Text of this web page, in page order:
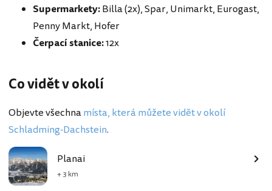
Supermarkety:Billa (2x), Spar, Unimarkt, Eurogast,
Penny Markt, Hofer
Čerpací stanice:12x
Co vidět v okolí
Objevte všechnamísta, která můžete vidět v okolí
Schladming-Dachstein.
Planai
+ 3 km